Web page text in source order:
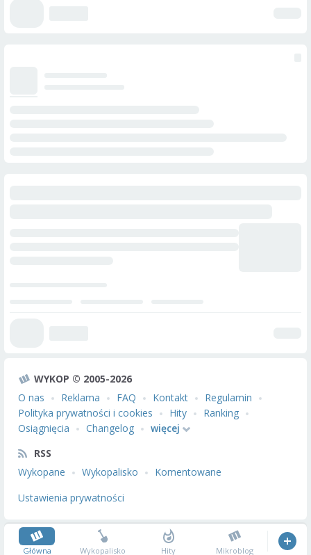
WYKOP © 2005-2026
O nas
Reklama FAQ Kontakt
Regulamin
Polityka prywatności i cookies
Hity
Ranking
Osiągnięcia
Changelog
więcej
RSS
Wykopane
Wykopalisko
Komentowane
Ustawienia prywatności
Główna Wykopalisko Hity Mikroblog